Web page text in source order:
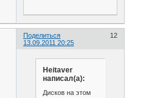
Поделиться
12
13.09.2011 20:25
Heitaver
написал(а):
Дисков на этом